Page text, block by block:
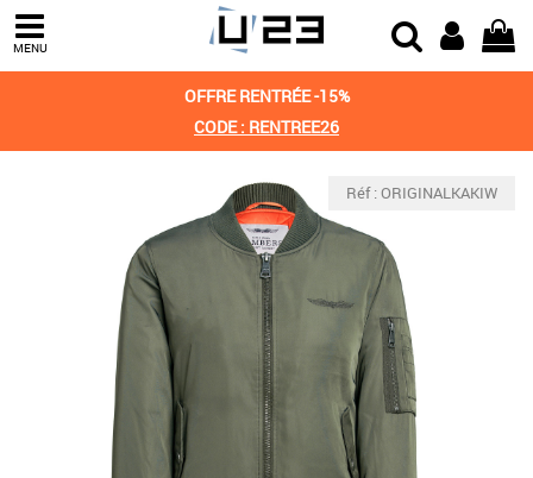
MENU
OFFRE RENTRÉE -15%
CODE : RENTREE26
Réf : ORIGINALKAKIW